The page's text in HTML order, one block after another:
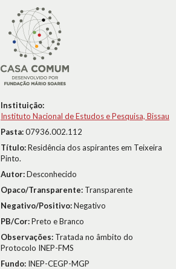
Instituição:
Instituto Nacional de Estudos e Pesquisa, Bissau
Pasta:07936.002.112
Título:Residência dos aspirantes em Teixeira
Pinto.
Autor:Desconhecido
Opaco/Transparente: Transparente
Negativo/Positivo:Negativo
PB/Cor:Preto e Branco
Observações: Tratada no âmbito do
Protocolo INEP-FMS
Fundo: INEP-CEGP-MGP